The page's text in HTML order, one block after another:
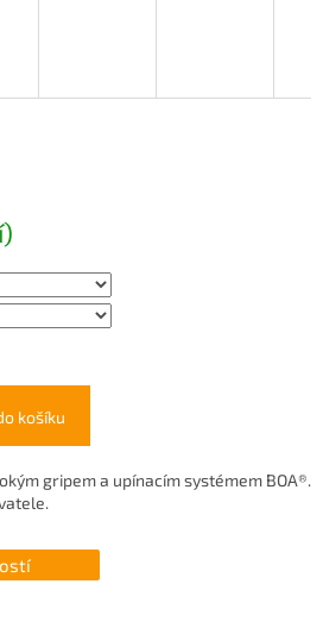
košíku
gripem a upínacím systémem BOA®.